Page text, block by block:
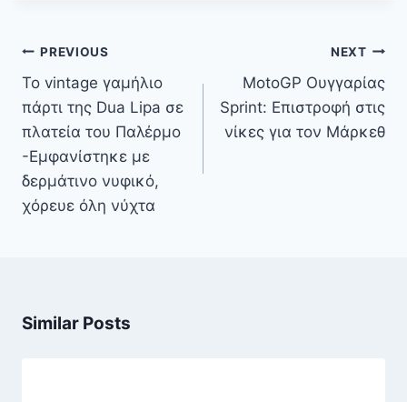
Πλοήγηση
άρθρων
PREVIOUS
To vintage γαμήλιο
πάρτι της Dua Lipa σε
πλατεία του Παλέρμο
-Εμφανίστηκε με
δερμάτινο νυφικό,
χόρευε όλη νύχτα
NEXT
MotoGP Ουγγαρίας
Sprint: Επιστροφή στις
νίκες για τον Μάρκεθ
Similar Posts